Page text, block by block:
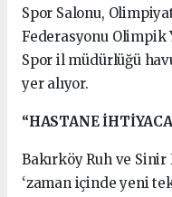
Spor Salonu,
Federasyonu Olimpik
Spor il müdürlüğü
yer alıyor.
“HASTANE
Bakırköy Ruh ve
‘zaman içinde yeni